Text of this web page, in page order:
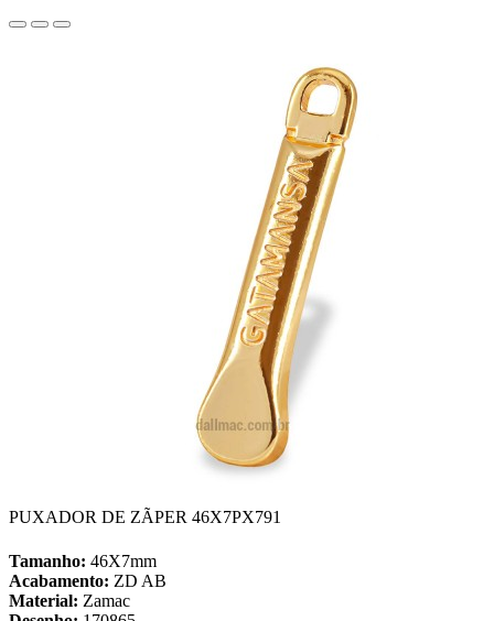
PUXADOR DE ZÃPER 46X7PX791
Tamanho: 46X7mm
Acabamento: ZD AB
Material: Zamac